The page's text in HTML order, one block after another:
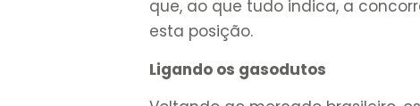
que, ao que tudo indica, a
esta posição.
Ligando os gasodutos